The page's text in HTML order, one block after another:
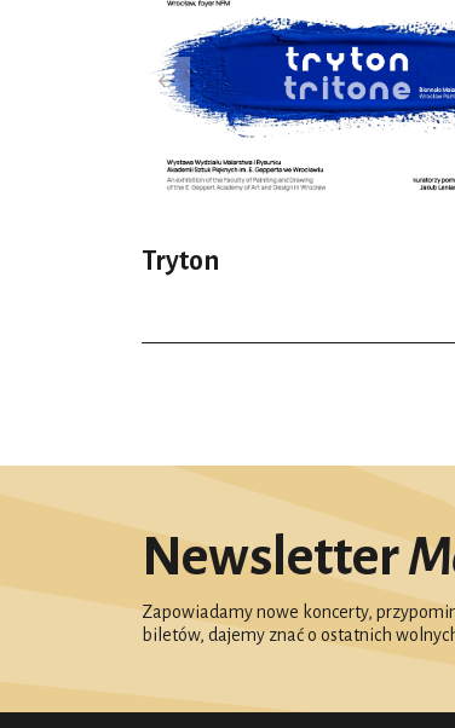
Tryton
Newsletter
Zapowiadamy nowe koncerty,
biletów, dajemy znać o ostatnich